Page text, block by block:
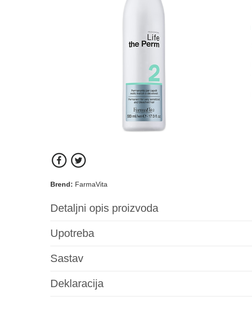
Brend: FarmaVita
Detaljni opis proizvoda
Upotreba
Sastav
Deklaracija